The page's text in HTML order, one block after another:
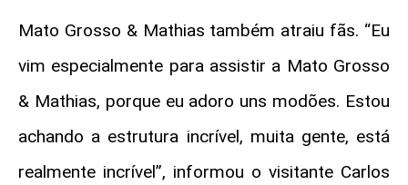
Mato Grosso & Mathias também atraiu fãs. “Eu
vim especialmente para assistir a Mato Grosso
& Mathias, porque eu adoro uns modões. Estou
achando a estrutura incrível, muita gente, está
realmente incrível”, informou o visitante Carlos